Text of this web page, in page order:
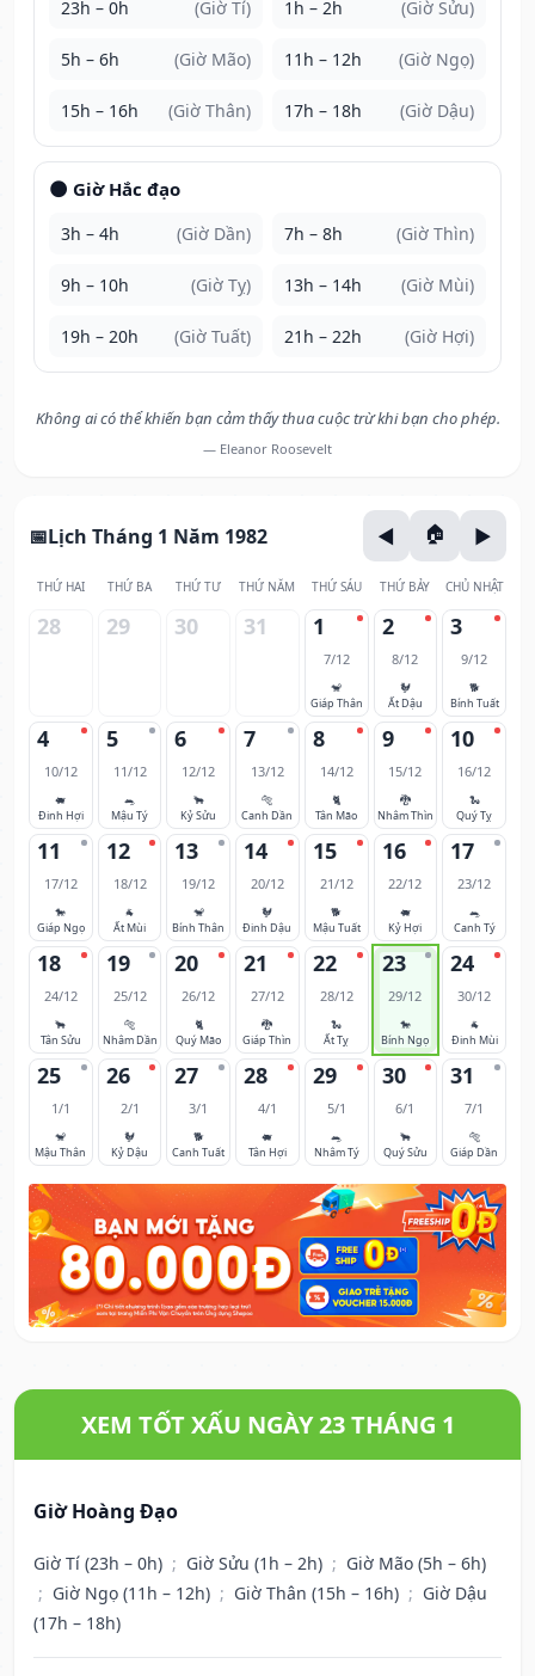
23h – 0h (Giờ Tí) 1h – 2h (Giờ Sửu)
5h – 6h (Giờ Mão) 11h – 12h (Giờ Ngọ)
15h – 16h (Giờ Thân) 17h – 18h (Giờ Dậu)
🌑 Giờ Hắc đạo
3h – 4h (Giờ Dần) 7h – 8h (Giờ Thìn)
9h – 10h (Giờ Tỵ) 13h – 14h (Giờ Mùi)
19h – 20h (Giờ Tuất) 21h – 22h (Giờ Hợi)
Không ai có thể khiến bạn cảm thấy thua cuộc trừ khi bạn cho phép.
— Eleanor Roosevelt
Lịch Tháng 1 Năm 1982
THỨ HAI THỨ BA THỨ TƯ THỨ NĂM THỨ SÁU THỨ BẢY CHỦ NHẬT
28 29 30 31 1
7/12
🐒
Giáp Thân
2
8/12
🐓
Ất Dậu
3
9/12
🐕
Bính Tuất
4
10/12
🐖
Đinh Hợi
5
11/12
🐀
Mậu Tý
6
12/12
🐂
Kỷ Sửu
7
13/12
🐅
Canh Dần
8
14/12
🐈
Tân Mão
9
15/12
🐉
Nhâm Thìn
10
16/12
🐍
Quý Tỵ
11
17/12
🐎
Giáp Ngọ
12
18/12
🐐
Ất Mùi
13
19/12
🐒
Bính Thân
14
20/12
🐓
Đinh Dậu
15
21/12
🐕
Mậu Tuất
16
22/12
🐖
Kỷ Hợi
17
23/12
🐀
Canh Tý
18
24/12
🐂
Tân Sửu
19
25/12
🐅
Nhâm Dần
20
26/12
🐈
Quý Mão
21
27/12
🐉
Giáp Thìn
22
28/12
🐍
Ất Tỵ
23
29/12
🐎
Bính Ngọ
24
30/12
🐐
Đinh Mùi
25
1/1
🐒
Mậu Thân
26
2/1
🐓
Kỷ Dậu
27
3/1
🐕
Canh Tuất
28
4/1
🐖
Tân Hợi
29
5/1
🐀
Nhâm Tý
30
6/1
🐂
Quý Sửu
31
7/1
🐅
Giáp Dần
XEM TỐT XẤU NGÀY 23 THÁNG 1
Giờ Hoàng Đạo
Giờ Tí (23h – 0h) ; Giờ Sửu (1h – 2h) ; Giờ Mão (5h – 6h)
; Giờ Ngọ (11h – 12h) ; Giờ Thân (15h – 16h) ; Giờ Dậu
(17h – 18h)